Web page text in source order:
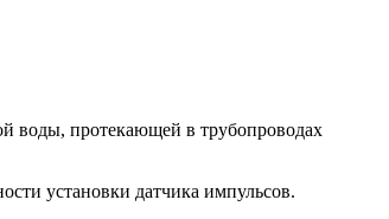
воды, протекающей в трубопроводах
установки датчика импульсов.